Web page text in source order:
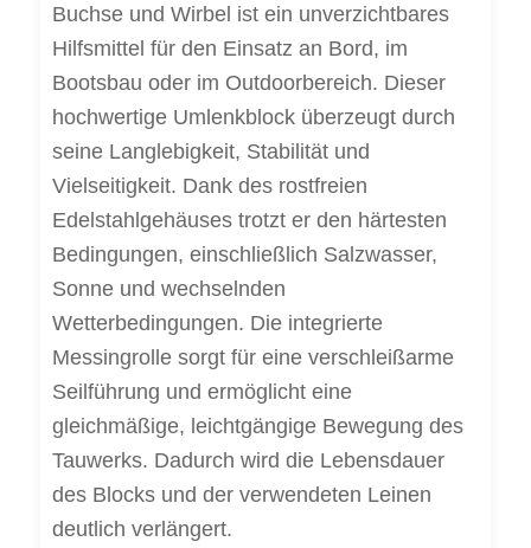
Buchse und Wirbel ist ein unverzichtbares
Hilfsmittel für den Einsatz an Bord, im
Bootsbau oder im Outdoorbereich. Dieser
hochwertige Umlenkblock überzeugt durch
seine Langlebigkeit, Stabilität und
Vielseitigkeit. Dank des rostfreien
Edelstahlgehäuses trotzt er den härtesten
Bedingungen, einschließlich Salzwasser,
Sonne und wechselnden
Wetterbedingungen. Die integrierte
Messingrolle sorgt für eine verschleißarme
Seilführung und ermöglicht eine
gleichmäßige, leichtgängige Bewegung des
Tauwerks. Dadurch wird die Lebensdauer
des Blocks und der verwendeten Leinen
deutlich verlängert.